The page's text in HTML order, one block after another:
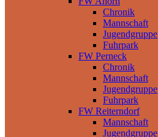
Chronik
Mannschaft
Jugendgruppe
Fuhrpark
FW Perneck
Chronik
Mannschaft
Jugendgruppe
Fuhrpark
FW Reiterndorf
Mannschaft
Jugendgruppe